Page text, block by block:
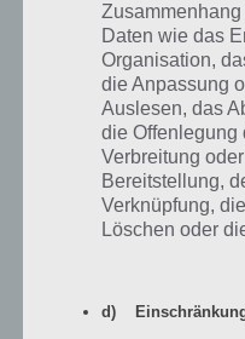
TIPPS &
Marke
TIPPS &
TIPPS &
Daten wie das
Organisation,
die Anpassung
Auslesen, das
die Offenlegung
Verbreitung
Bereitstellung,
Verknüpfung,
Löschen oder
d)